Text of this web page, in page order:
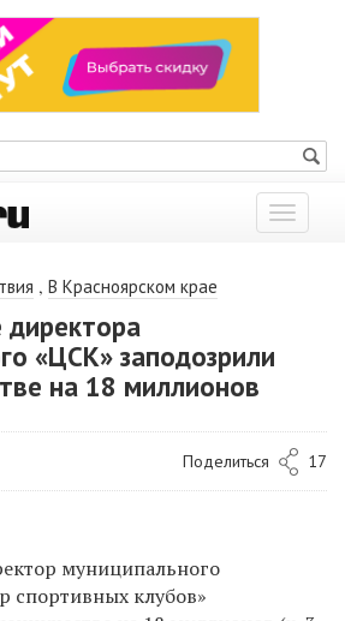
Показать
меню
, В Красноярском крае
директора
«ЦСК» заподозрили
на 18 миллионов
Поделиться 17
муниципального
спортивных клубов»